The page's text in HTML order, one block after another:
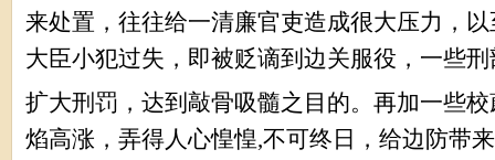
来处置，往往给一清廉官吏造成很大压力，
大臣小犯过失，即被贬谪到边关服役，一些
扩大刑罚，达到敲骨吸髓之目的。再加一些校
焰高涨，弄得人心惶惶,不可终日，给边防带